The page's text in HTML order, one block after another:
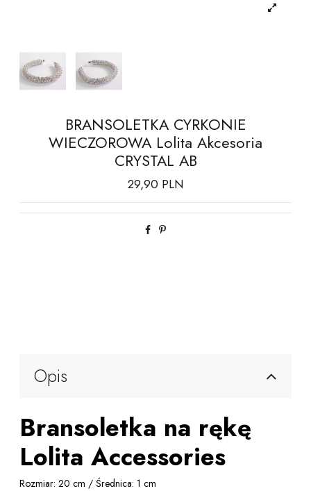
BRANSOLETKA CYRKONIE
WIECZOROWA Lolita Akcesoria
CRYSTAL AB
29,90 PLN
Opis
Bransoletka na rękę
Lolita Accessories
Rozmiar: 20 cm / Średnica: 1 cm